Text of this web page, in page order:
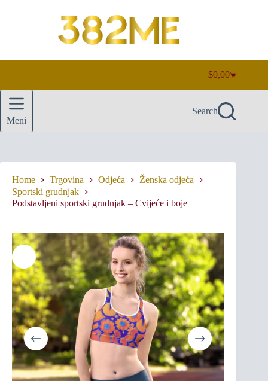
Shopping
cart
$0,00
Meni
Search
Home Trgovina Odjeća
Ženska odjeća
Sportski grudnjak
Podstavljeni sportski grudnjak – Cvijeće i boje